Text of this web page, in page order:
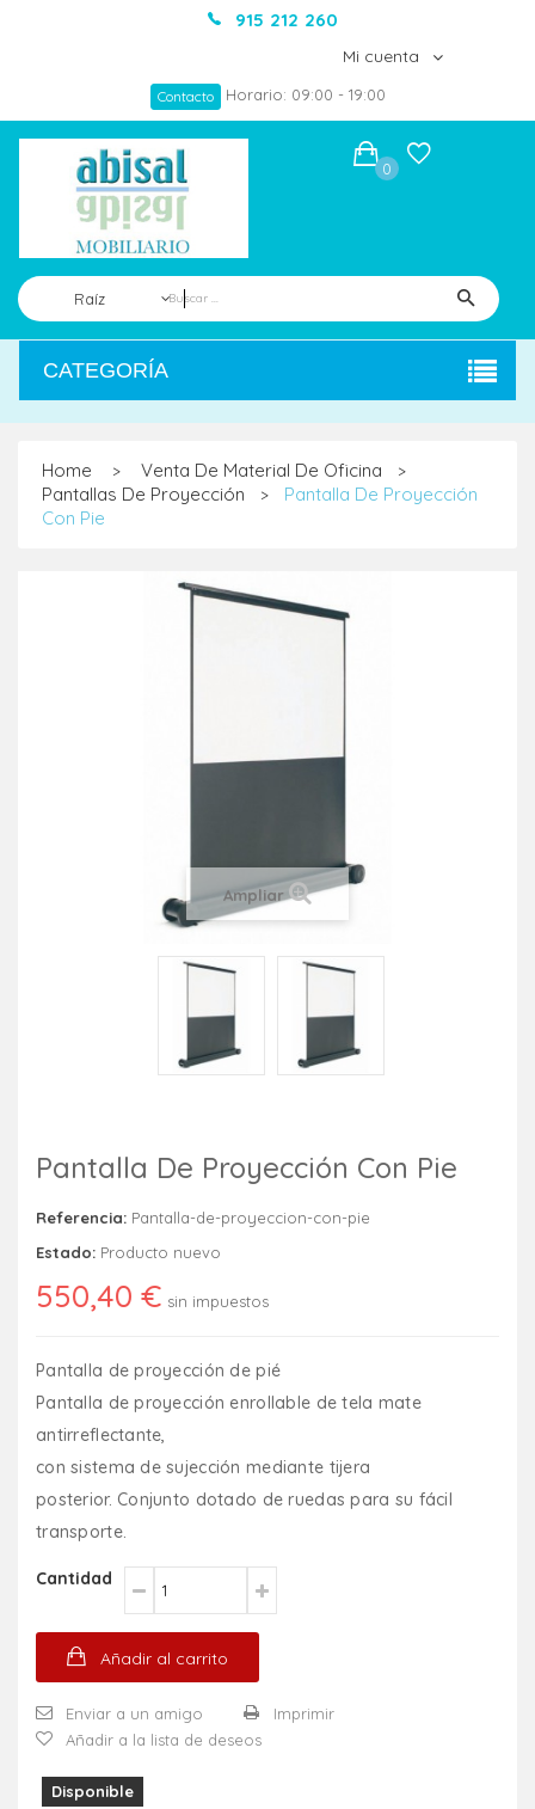
915 212 260
Mi cuenta
Contacto Horario: 09:00 - 19:00
Raíz
0
CATEGORÍA
Home > Venta De Material De Oficina >
Pantallas De Proyección >
Pantalla De Proyección
Con Pie
Ampliar
Pantalla De Proyección Con Pie
Referencia: Pantalla-de-proyeccion-con-pie
Estado: Producto nuevo
550,40 € sin impuestos
Pantalla de proyección de pié
Pantalla de proyección enrollable de tela mate
antirreflectante,
con sistema de sujección mediante tijera
posterior. Conjunto dotado de ruedas para su fácil
transporte.
Cantidad
Añadir al carrito
Enviar a un amigo
Imprimir
Añadir a la lista de deseos
Disponible